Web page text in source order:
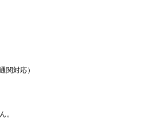
関対応）
。